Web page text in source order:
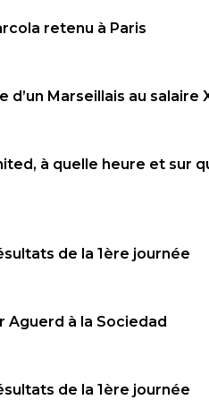
retenu à Paris
d’un Marseillais au salaire
à quelle heure et sur
de la 1ère journée
Aguerd à la Sociedad
de la 1ère journée